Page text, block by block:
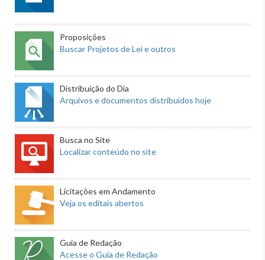
Proposições
Buscar Projetos de Lei e outros
Distribuição do Dia
Arquivos e documentos distribuídos hoje
Busca no Site
Localizar conteúdo no site
Licitações em Andamento
Veja os editais abertos
Guia de Redação
Acesse o Guia de Redação